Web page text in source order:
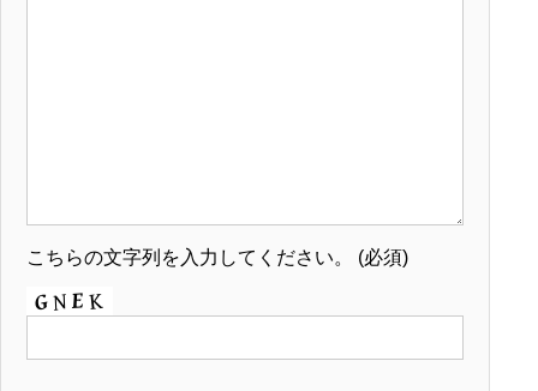
こちらの文字列を入力してください。 (必須)